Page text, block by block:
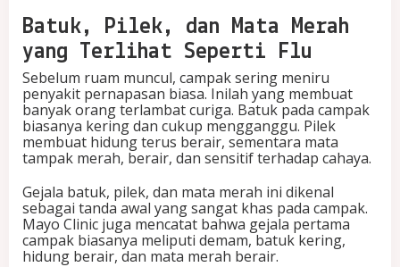
Batuk, Pilek, dan Mata Merah
yang Terlihat Seperti Flu
Sebelum ruam muncul, campak sering meniru
penyakit pernapasan biasa. Inilah yang membuat
banyak orang terlambat curiga. Batuk pada campak
biasanya kering dan cukup mengganggu. Pilek
membuat hidung terus berair, sementara mata
tampak merah, berair, dan sensitif terhadap cahaya.
Gejala batuk, pilek, dan mata merah ini dikenal
sebagai tanda awal yang sangat khas pada campak.
Mayo Clinic juga mencatat bahwa gejala pertama
campak biasanya meliputi demam, batuk kering,
hidung berair, dan mata merah berair.